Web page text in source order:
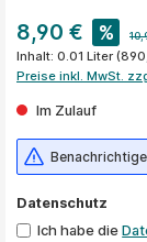
8,90 € %
Inhalt: 0.01 Liter
Preise inkl. MwSt.
Im Zulauf
Datenschutz
Ich habe die